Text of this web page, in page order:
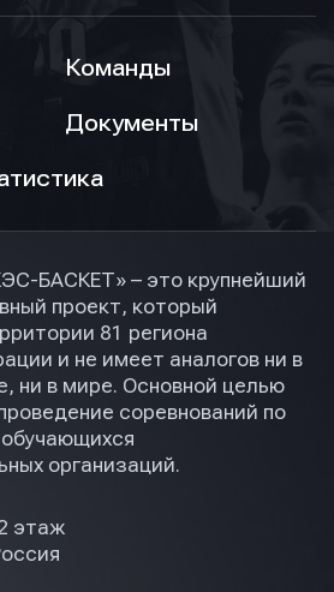
Команды
Документы
БАСКЕТ» – это крупнейший
проект, который
81 региона
и не имеет аналогов ни в
ни в мире. Основной целью
соревнований по
организаций.
этаж